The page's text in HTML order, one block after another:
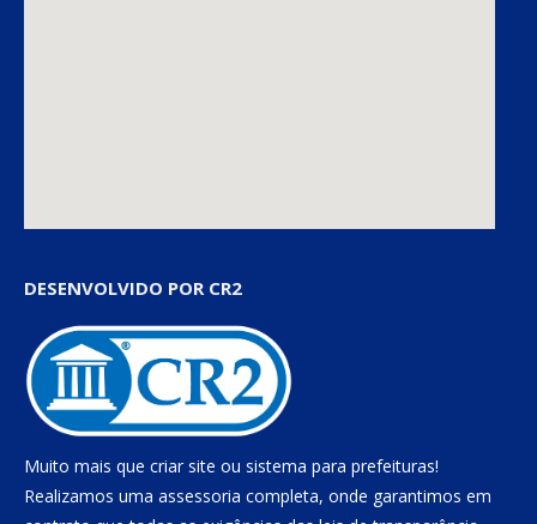
DESENVOLVIDO POR CR2
Muito mais que criar site ou sistema para prefeituras!
Realizamos uma assessoria completa, onde garantimos em